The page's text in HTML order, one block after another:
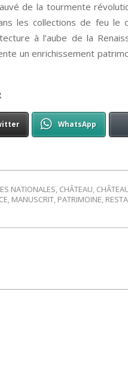
de la tourmente
les collections de feu
à l’aube de la
un enrichissement
WhatsApp
NATIONALES, CHÂTEAU,
, MANUSCRIT, PATRIMOINE,